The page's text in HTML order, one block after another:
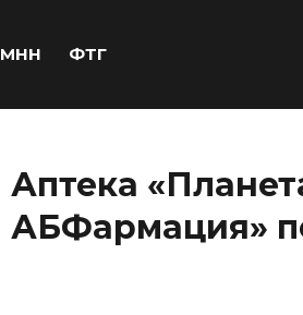
МНН ФТГ
Аптека
АБФармация»